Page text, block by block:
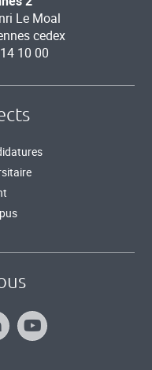
Le Moal
cedex
10 00